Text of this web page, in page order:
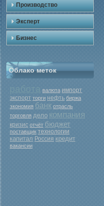
Производство
Эксперт
Бизнес
Облако меток
валюта импорт
экспорт торги нефть биржа
экономия банк отрасль
торговля дело компания
кризис отчёт бюджет
поставщик технологии
капитал Россия кредит
вакансии